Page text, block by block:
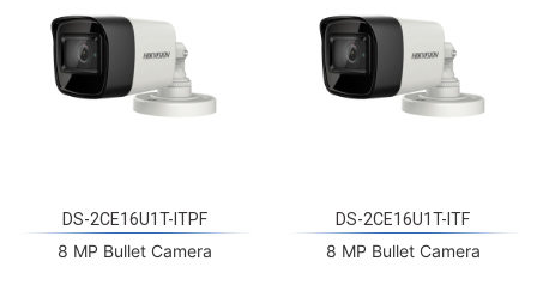
DS-2CE16U1T-ITPF
8 MP Bullet Camera
DS-2CE16U1T-ITF
8 MP Bullet Camera